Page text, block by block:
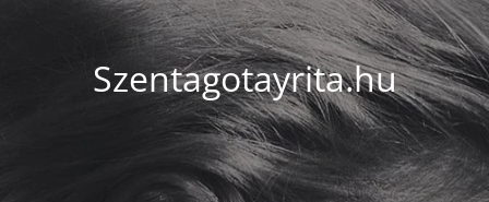
Szentagotayrita.hu